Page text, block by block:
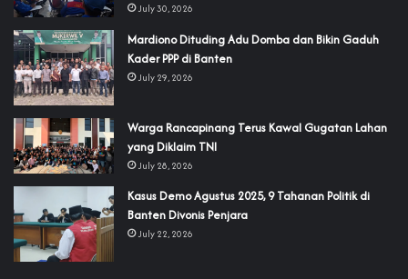
July 30, 2026
‎Mardiono Dituding Adu Domba dan Bikin Gaduh
Kader PPP di Banten
July 29, 2026
‎Warga Rancapinang Terus Kawal Gugatan Lahan
yang Diklaim TNI‎‎
July 28, 2026
‎Kasus Demo Agustus 2025, 9 Tahanan Politik di
Banten Divonis Penjara
July 22, 2026